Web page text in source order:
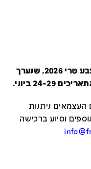
קטלוג זה מציג את כל משתתפי יריד צבע טרי 2026, שנערך
29 ביוני.
ניתנות
וסיוע ברכישה